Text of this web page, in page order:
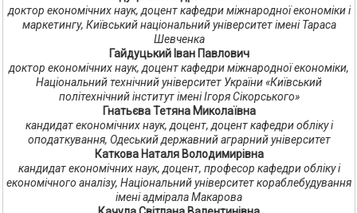
доктор економічних наук, доцент кафедри міжнародної економіки і
маркетингу, Київський національний університет імені Тараса
Шевченка
Гайдуцький Іван Павлович
доктор економічних наук, доцент кафедри міжнародної економіки,
Національний технічний університет України «Київський
політехнічний інститут імені Ігоря Сікорського»
Гнатьєва Тетяна Миколаївна
кандидат економічних наук, доцент, доцент кафедри обліку і
оподаткування, Одеський державний аграрний університет
Каткова Наталя Володимирівна
кандидат економічних наук, доцент, професор кафедри обліку і
економічного аналізу, Національний університет кораблебудування
імені адмірала Макарова